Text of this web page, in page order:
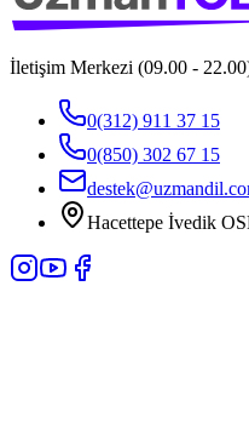
İletişim Merkezi (09.00 -
0(312) 911 37 15
0(850) 302 67 15
Hacettepe İvedik